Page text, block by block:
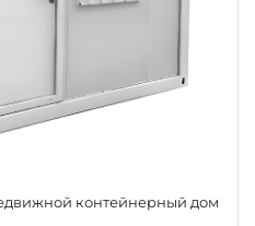
контейнерный дом